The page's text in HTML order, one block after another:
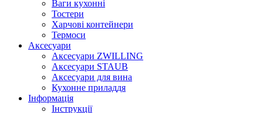
Ваги кухонні
Тостери
Харчові контейнери
Термоси
Аксесуари
Аксесуари ZWILLING
Аксесуари STAUB
Аксесуари для вина
Кухонне приладдя
Інформація
Інструкції